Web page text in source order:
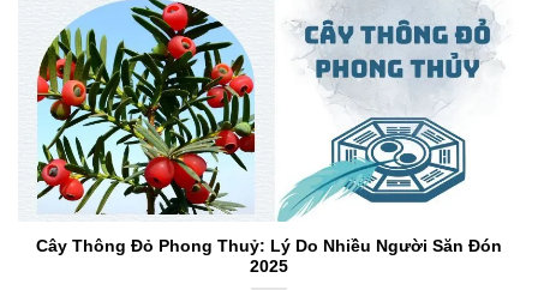
Cây Thông Đỏ Phong Thuỷ: Lý Do Nhiều Người Săn Đón
2025